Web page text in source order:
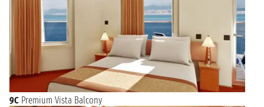
9C Premium Vista Balcony